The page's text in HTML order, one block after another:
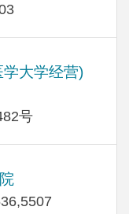
大学经营)
号